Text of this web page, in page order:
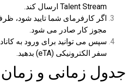
Talent Stream ارسال کند.
مجوز کار صادر می شود.
سپس می توانید برای ورود به
سفر الکترونیکی (eTA) بدهید.
جدول زمانی و